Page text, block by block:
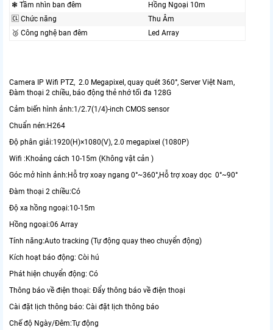
❃ Tầm nhìn ban đêm
Hồng Ngoại 10m
🆑 Chức năng
Thu Âm
🥉 Công nghệ ban đêm
Led Array
Camera IP Wifi PTZ, 2.0 Megapixel, quay quét 360°, Server Việt Nam,
Đàm thoại 2 chiều, báo động thẻ nhớ tối đa 128G
Cảm biến hình ảnh:1/2.7(1/4)-inch CMOS sensor
Chuẩn nén:H264
Độ phân giải:1920(H)×1080(V), 2.0 megapixel (1080P)
Wifi :Khoảng cách 10-15m (Không vật cản )
Góc mở hình ảnh:Hỗ trợ xoay ngang 0°~360°,Hỗ trợ xoay dọc 0°~90°
Đàm thoại 2 chiều:Có
Độ xa hồng ngoại:10-15m
Hồng ngoại:06 Array
Tính năng:Auto tracking (Tự động quay theo chuyển động)
Kích hoạt báo động: Còi hú
Phát hiện chuyển động: Có
Thông báo về điện thoại: Đẩy thông báo về điện thoại
Cài đặt lịch thông báo: Cài đặt lịch thông báo
Chế độ Ngày/Đêm:Tự động